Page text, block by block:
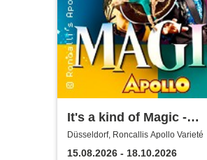
It's a kind of Magic -
Roncalli's Apollo Variete
Düsseldorf, Roncallis Apollo Varieté
15.08.2026 - 18.10.2026